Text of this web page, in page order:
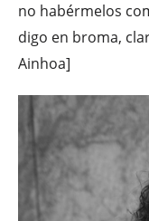
no habérmelos
digo en broma,
Ainhoa]